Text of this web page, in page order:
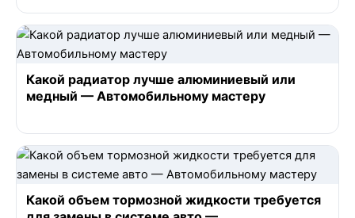
Какой радиатор лучше алюминиевый или
медный — Автомобильному мастеру
Какой объем тормозной жидкости требуется